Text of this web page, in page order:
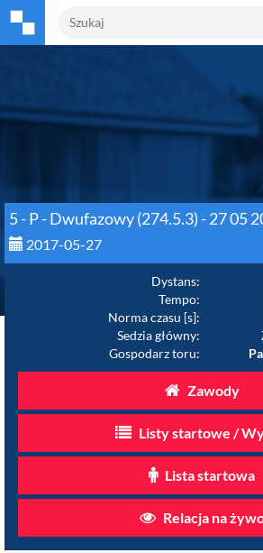
5 - P - Dwufazowy (274.5.3) - 27 05
2017-05-27
Dystans:
Tempo:
Norma czasu [s]:
Sedzia główny:
Gospodarz toru:
Zawody
Listy startowe /
Lista startowa
Relacja na